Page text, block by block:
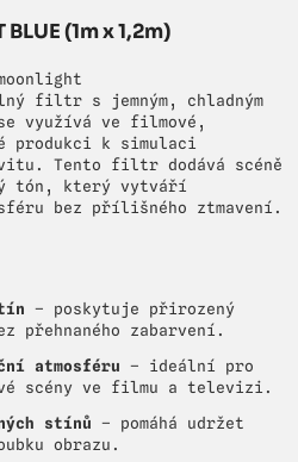
(1m x 1,2m)
filtr s jemným, chladným
využívá ve filmové,
k simulaci
Tento filtr dodává scéně
tón, který vytváří
bez přílišného ztmavení.
– poskytuje přirozený
přehnaného zabarvení.
atmosféru – ideální pro
scény ve filmu a televizi.
stínů – pomáhá udržet
obrazu.